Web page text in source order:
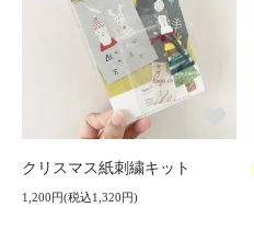
クリスマス紙刺繍キット
1,200円(税込1,320円)